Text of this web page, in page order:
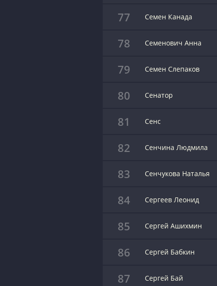
77 Семен Канада
78 Семенович Анна
79 Семен Слепаков
80 Сенатор
81 Сенс
82 Сенчина Людмила
83 Сенчукова Наталья
84 Сергеев Леонид
85 Сергей Ашихмин
86 Сергей Бабкин
87 Сергей Бай